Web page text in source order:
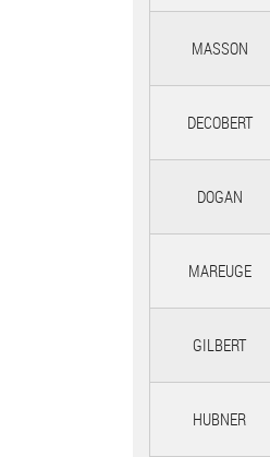
MASSON
DECOBERT
DOGAN
MAREUGE
GILBERT
HUBNER